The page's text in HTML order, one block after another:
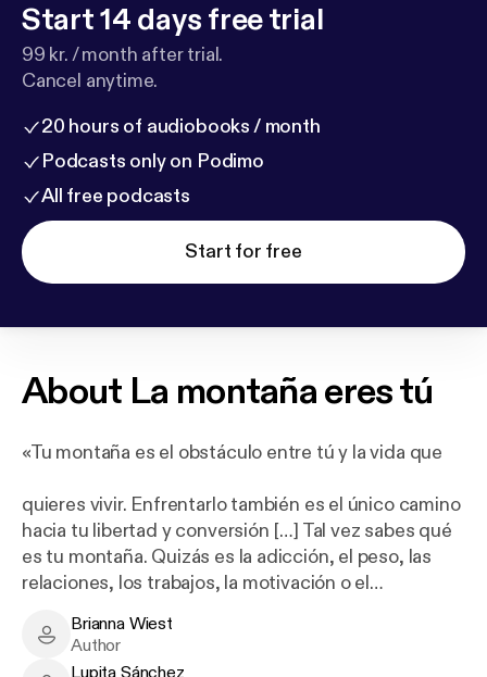
Start 14 days free trial
99 kr. / month after trial.
Cancel anytime.
20 hours of audiobooks / month
Podcasts only on Podimo
All free podcasts
Start for free
About La montaña eres tú
«Tu montaña es el obstáculo entre tú y la vida que
quieres vivir. Enfrentarlo también es el único camino
hacia tu libertad y conversión […] Tal vez sabes qué
es tu montaña. Quizás es la adicción, el peso, las
relaciones, los trabajos, la motivación o el
sensación de ansiedad, baja autoestima, miedo o un
descontento general que parece impregnar todo lo
Brianna Wiest - Author
Brianna Wiest
Author
Lupita Sánchez